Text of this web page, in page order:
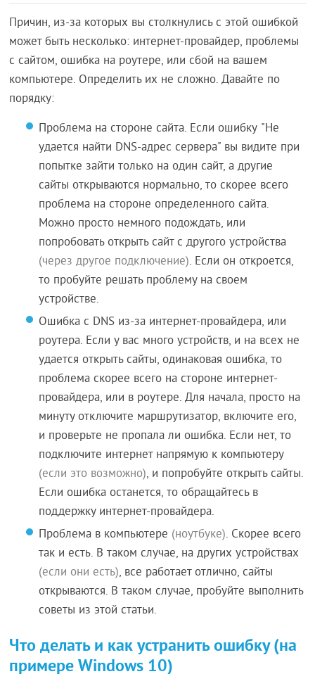
Причин, из-за которых вы столкнулись с этой ошибкой
может быть несколько: интернет-провайдер, проблемы
с сайтом, ошибка на роутере, или сбой на вашем
компьютере. Определить их не сложно. Давайте по
порядку:
Проблема на стороне сайта. Если ошибку "Не
удается найти DNS-адрес сервера" вы видите при
попытке зайти только на один сайт, а другие
сайты открываются нормально, то скорее всего
проблема на стороне определенного сайта.
Можно просто немного подождать, или
попробовать открыть сайт с другого устройства
(через другое подключение). Если он откроется,
то пробуйте решать проблему на своем
устройстве.
Ошибка с DNS из-за интернет-провайдера, или
роутера. Если у вас много устройств, и на всех не
удается открыть сайты, одинаковая ошибка, то
проблема скорее всего на стороне интернет-
провайдера, или в роутере. Для начала, просто на
минуту отключите маршрутизатор, включите его,
и проверьте не пропала ли ошибка. Если нет, то
подключите интернет напрямую к компьютеру
(если это возможно), и попробуйте открыть сайты.
Если ошибка останется, то обращайтесь в
поддержку интернет-провайдера.
Проблема в компьютере (ноутбуке). Скорее всего
так и есть. В таком случае, на других устройствах
(если они есть), все работает отлично, сайты
открываются. В таком случае, пробуйте выполнить
советы из этой статьи.
Что делать и как устранить ошибку (на
примере Windows 10)